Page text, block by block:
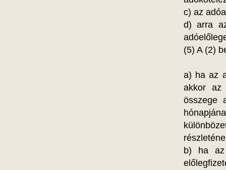
c) az
d) arra
(5) A (2)
a) ha az
akkor az
összege
b) ha az